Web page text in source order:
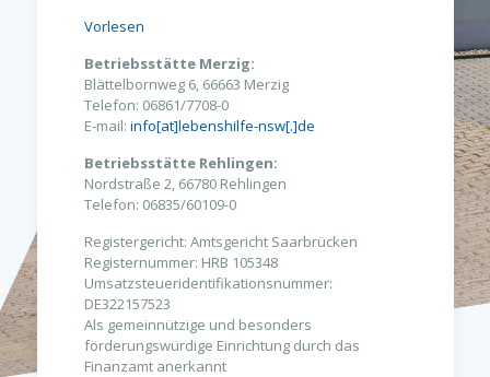
Vorlesen
Betriebsstätte Merzig:
Blättelbornweg 6, 66663 Merzig
Telefon: 06861/7708-0
E-mail: info[at]lebenshilfe-nsw[.]de
Betriebsstätte Rehlingen:
Nordstraße 2, 66780 Rehlingen
Telefon: 06835/60109-0
Registergericht: Amtsgericht Saarbrücken
Registernummer: HRB 105348
Umsatzsteueridentifikationsnummer:
DE322157523
Als gemeinnützige und besonders
förderungswürdige Einrichtung durch das
Finanzamt anerkannt